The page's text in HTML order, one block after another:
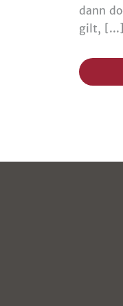
dann
gilt, [...]